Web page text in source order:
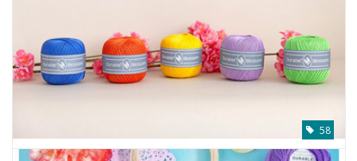
Nanno Blog
Beloningen
58